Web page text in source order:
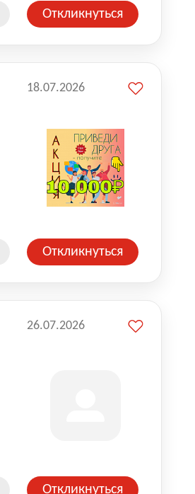
Откликнуться
18.07.2026
Откликнуться
26.07.2026
Откликнуться